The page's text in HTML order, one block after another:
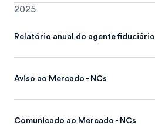
2025
Relatório anual do agente fiduciário
Aviso ao Mercado - NCs
Comunicado ao Mercado - NCs